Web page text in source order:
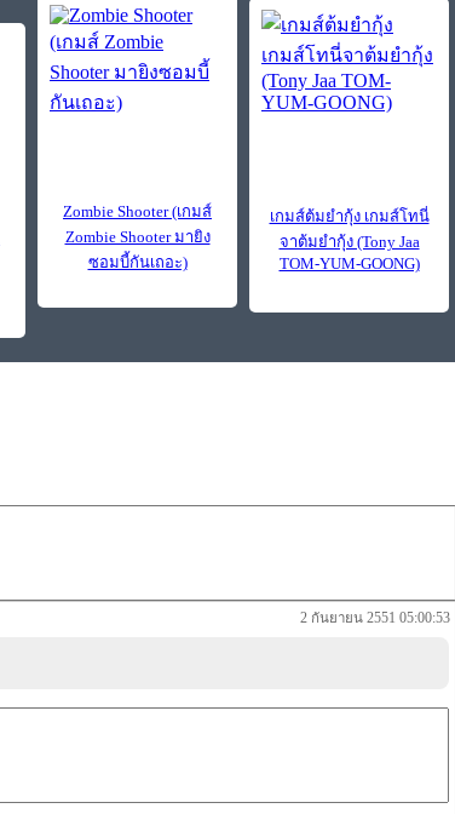
Zombie Shooter (เกมส์
Zombie Shooter มายิง
ซอมบี้กันเถอะ)
เกมส์ต้มยํากุ้ง เกมส์โทนี่
จาต้มยำกุ้ง (Tony Jaa
TOM-YUM-GOONG)
2 กันยายน 2551 05:00:53